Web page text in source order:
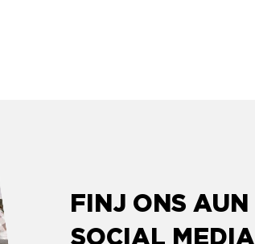
FINJ ONS AUN
SOCIAL MEDIA